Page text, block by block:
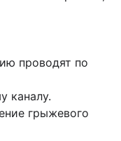
проводят по
каналу.
грыжевого